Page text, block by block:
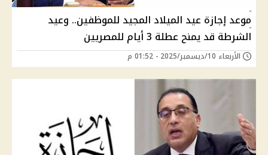
موعد إجازة عيد الميلاد المجيد للموظفين.. وعيد
الشرطة قد يمنح عطلة 3 أيام للمصريين
الأربعاء 10/ديسمبر/2025 - 01:52 م